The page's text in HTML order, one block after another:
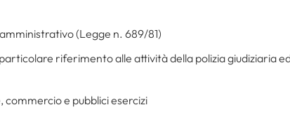
(Legge n. 689/81)
riferimento alle attività della polizia giudiziaria
commercio e pubblici esercizi